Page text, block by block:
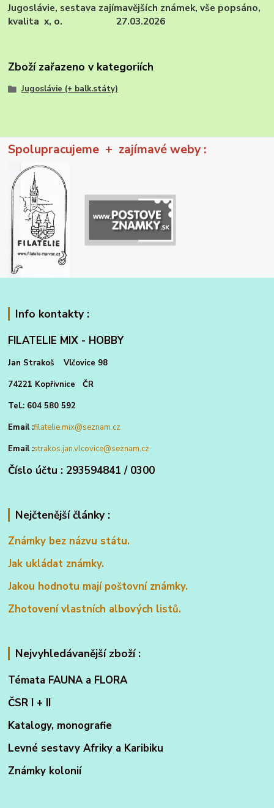
Jugoslávie, sestava zajímavějších známek, vše popsáno,
kvalita x, o. 27.03.2026
Zboží zařazeno v kategoriích
Jugoslávie (+ balk.státy)
Spolupracujeme + zajímavé weby :
Info kontakty :
FILATELIE MIX - HOBBY
Jan Strakoš Vlčovice 98
74221 Kopřivnice ČR
Tel.: 604 580 592
Email :filatelie.mix@seznam.cz
Email :strakos.jan.vlcovice@seznam.cz
Číslo účtu : 293594841 / 0300
Nejčtenější články :
Známky bez názvu státu.
Jak ukládat známky.
Jakou hodnotu mají poštovní známky.
Zhotovení vlastních albových listů.
Nejvyhledávanější zboží :
Témata FAUNA a FLORA
ČSR I + II
Katalogy, monografie
Levné sestavy Afriky a Karibiku
Známky kolonií